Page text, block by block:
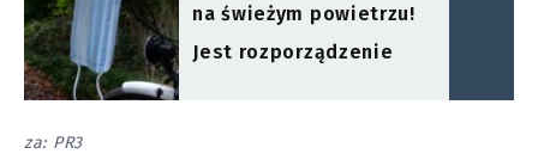
na świeżym powietrzu!
Jest rozporządzenie
za: PR3